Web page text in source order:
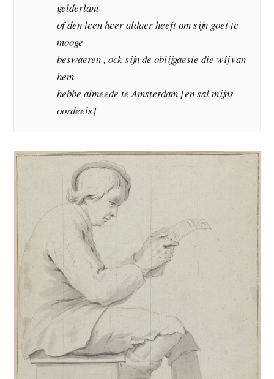
gelderlant
of den leen heer aldaer heeft om sijn goet te
mooge
beswaeren , ock sijn de oblijgaesie die wij van
hem
hebbe almeede te Amsterdam [en sal mijns
oordeels]